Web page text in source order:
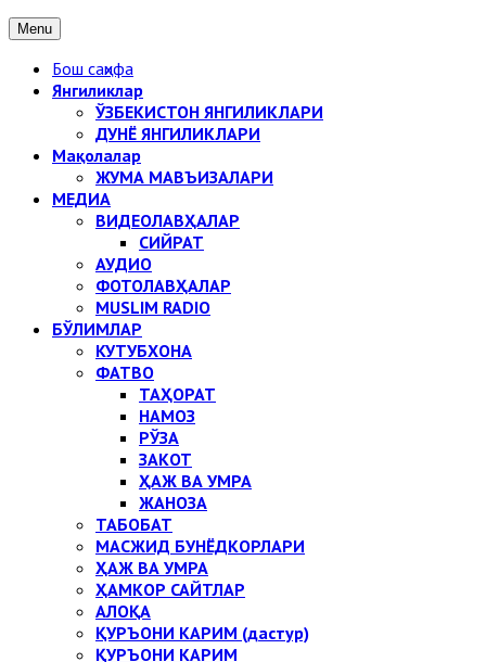
Menu
Бош саҳифа
Янгиликлар
ЎЗБЕКИСТОН ЯНГИЛИКЛАРИ
ДУНЁ ЯНГИЛИКЛАРИ
Мақолалар
ЖУМА МАВЪИЗАЛАРИ
МЕДИА
ВИДЕОЛАВҲАЛАР
СИЙРАТ
АУДИО
ФОТОЛАВҲАЛАР
MUSLIM RADIO
БЎЛИМЛАР
КУТУБХОНА
ФАТВО
ТАҲОРАТ
НАМОЗ
РЎЗА
ЗАКОТ
ҲАЖ ВА УМРА
ЖАНОЗА
ТАБОБАТ
МАСЖИД БУНЁДКОРЛАРИ
ҲАЖ ВА УМРА
ҲАМКОР САЙТЛАР
АЛОҚА
ҚУРЪОНИ КАРИМ (дастур)
ҚУРЪОНИ КАРИМ